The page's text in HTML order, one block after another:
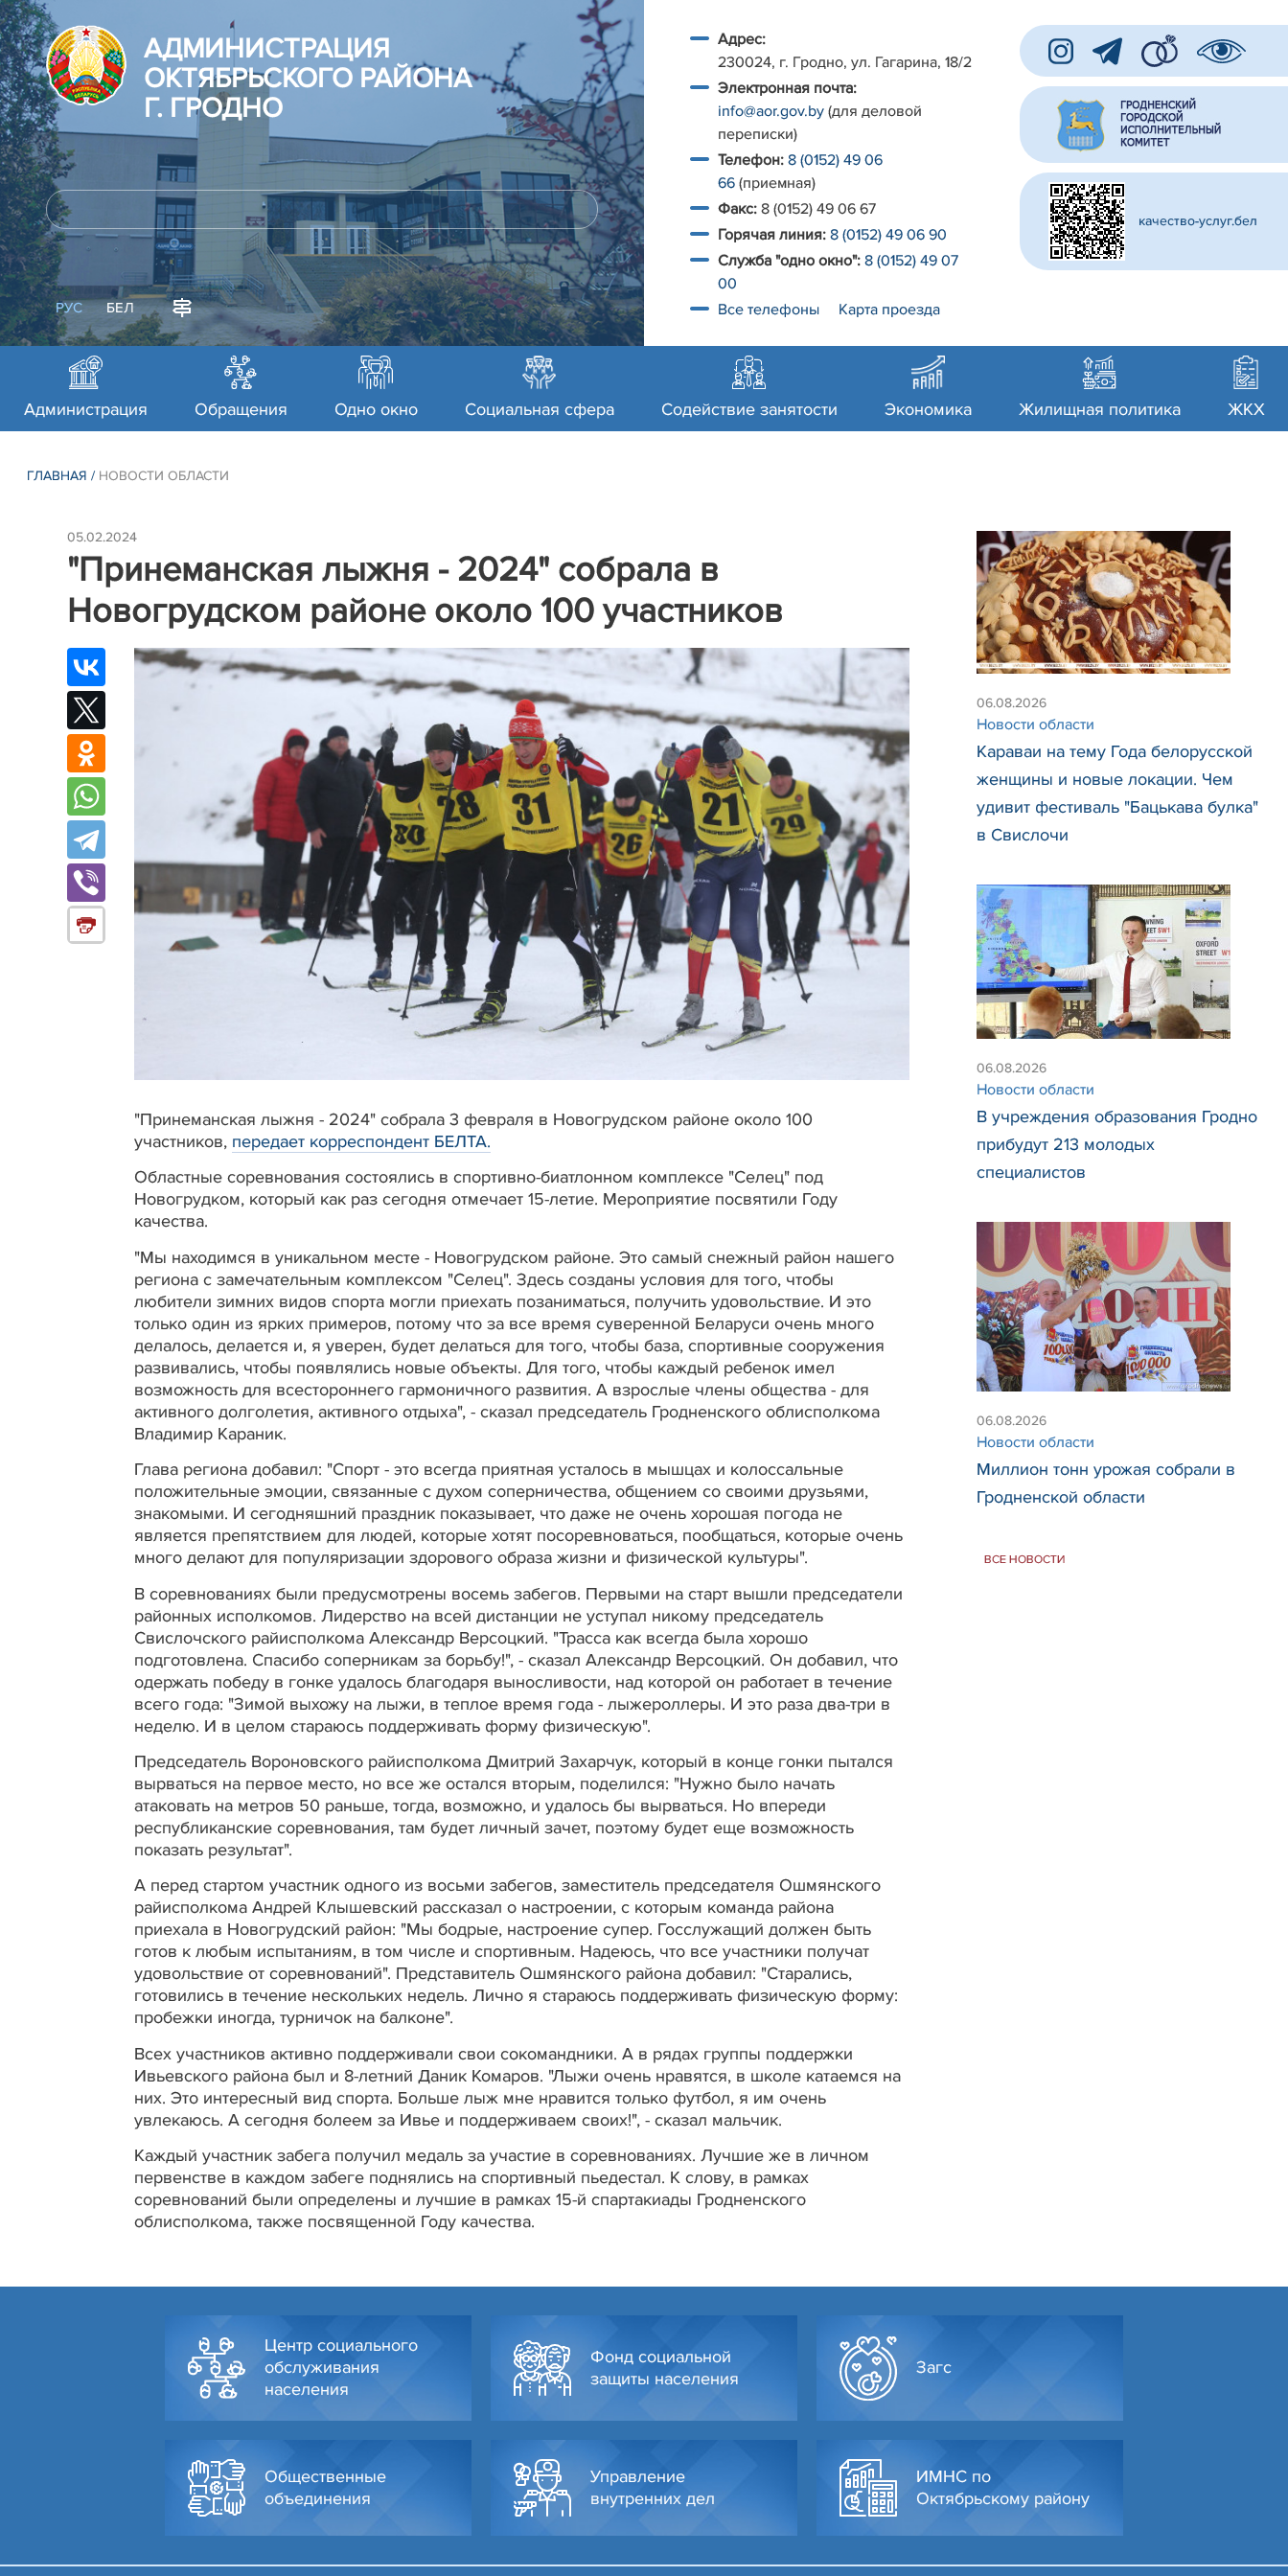
АДМИНИСТРАЦИЯ
ОКТЯБРЬСКОГО РАЙОНА
Г. ГРОДНО
РУС БЕЛ
Адрес:
230024, г. Гродно, ул. Гагарина, 18/2
Электронная почта:
info@aor.gov.by (для деловой
переписки)
Телефон: 8 (0152) 49 06
66 (приемная)
Факс: 8 (0152) 49 06 67
Горячая линия: 8 (0152) 49 06 90
Служба "одно окно": 8 (0152) 49 07
00
Все телефоны
Карта проезда
качество-услуг.бел
Администрация Обращения Одно окно Социальная сфера Содействие занятости Экономика Жилищная политика ЖКХ
ГЛАВНАЯ / НОВОСТИ ОБЛАСТИ
05.02.2024
"Принеманская лыжня - 2024" собрала в
Новогрудском районе около 100 участников
"Принеманская лыжня - 2024" собрала 3 февраля в Новогрудском районе около 100
участников, передает корреспондент БЕЛТА.
Областные соревнования состоялись в спортивно-биатлонном комплексе "Селец" под
Новогрудком, который как раз сегодня отмечает 15-летие. Мероприятие посвятили Году
качества.
"Мы находимся в уникальном месте - Новогрудском районе. Это самый снежный район нашего
региона с замечательным комплексом "Селец". Здесь созданы условия для того, чтобы
любители зимних видов спорта могли приехать позаниматься, получить удовольствие. И это
только один из ярких примеров, потому что за все время суверенной Беларуси очень много
делалось, делается и, я уверен, будет делаться для того, чтобы база, спортивные сооружения
развивались, чтобы появлялись новые объекты. Для того, чтобы каждый ребенок имел
возможность для всестороннего гармоничного развития. А взрослые члены общества - для
активного долголетия, активного отдыха", - сказал председатель Гродненского облисполкома
Владимир Караник.
Глава региона добавил: "Спорт - это всегда приятная усталось в мышцах и колоссальные
положительные эмоции, связанные с духом соперничества, общением со своими друзьями,
знакомыми. И сегодняшний праздник показывает, что даже не очень хорошая погода не
является препятствием для людей, которые хотят посоревноваться, пообщаться, которые очень
много делают для популяризации здорового образа жизни и физической культуры".
В соревнованиях были предусмотрены восемь забегов. Первыми на старт вышли председатели
районных исполкомов. Лидерство на всей дистанции не уступал никому председатель
Свислочского райисполкома Александр Версоцкий. "Трасса как всегда была хорошо
подготовлена. Спасибо соперникам за борьбу!", - сказал Александр Версоцкий. Он добавил, что
одержать победу в гонке удалось благодаря выносливости, над которой он работает в течение
всего года: "Зимой выхожу на лыжи, в теплое время года - лыжероллеры. И это раза два-три в
неделю. И в целом стараюсь поддерживать форму физическую".
Председатель Вороновского райисполкома Дмитрий Захарчук, который в конце гонки пытался
вырваться на первое место, но все же остался вторым, поделился: "Нужно было начать
атаковать на метров 50 раньше, тогда, возможно, и удалось бы вырваться. Но впереди
республиканские соревнования, там будет личный зачет, поэтому будет еще возможность
показать результат".
А перед стартом участник одного из восьми забегов, заместитель председателя Ошмянского
райисполкома Андрей Клышевский рассказал о настроении, с которым команда района
приехала в Новогрудский район: "Мы бодрые, настроение супер. Госслужащий должен быть
готов к любым испытаниям, в том числе и спортивным. Надеюсь, что все участники получат
удовольствие от соревнований". Представитель Ошмянского района добавил: "Старались,
готовились в течение нескольких недель. Лично я стараюсь поддерживать физическую форму:
пробежки иногда, турничок на балконе".
Всех участников активно поддерживали свои сокомандники. А в рядах группы поддержки
Ивьевского района был и 8-летний Даник Комаров. "Лыжи очень нравятся, в школе катаемся на
них. Это интересный вид спорта. Больше лыж мне нравится только футбол, я им очень
увлекаюсь. А сегодня болеем за Ивье и поддерживаем своих!", - сказал мальчик.
Каждый участник забега получил медаль за участие в соревнованиях. Лучшие же в личном
первенстве в каждом забеге поднялись на спортивный пьедестал. К слову, в рамках
соревнований были определены и лучшие в рамках 15-й спартакиады Гродненского
облисполкома, также посвященной Году качества.
06.08.2026
Новости области
Караваи на тему Года белорусской
женщины и новые локации. Чем
удивит фестиваль "Бацькава булка"
в Свислочи
06.08.2026
Новости области
В учреждения образования Гродно
прибудут 213 молодых
специалистов
06.08.2026
Новости области
Миллион тонн урожая собрали в
Гродненской области
ВСЕ НОВОСТИ
Центр социального
обслуживания
населения
Фонд социальной
защиты населения
Загс
Общественные
объединения
Управление
внутренних дел
ИМНС по
Октябрьскому району